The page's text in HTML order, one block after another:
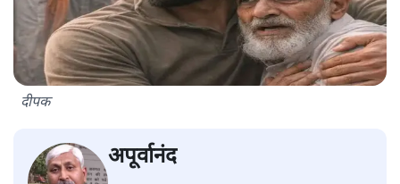
दीपक
अपूर्वानंद